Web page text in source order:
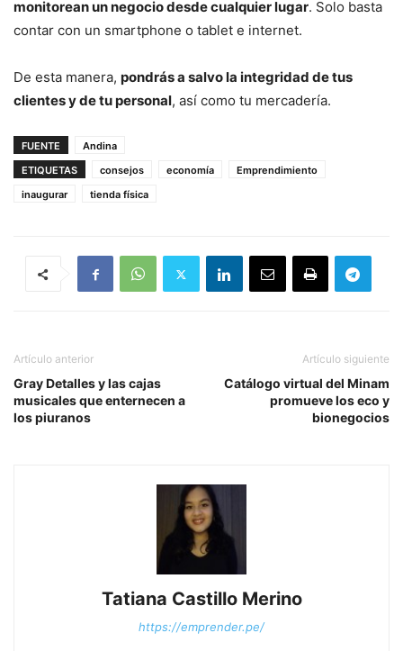
monitorean un negocio desde cualquier lugar. Solo basta
contar con un smartphone o tablet e internet.
De esta manera, pondrás a salvo la integridad de tus
clientes y de tu personal, así como tu mercadería.
FUENTE
Andina
ETIQUETAS
consejos economía
Emprendimiento
inaugurar
tienda física
Artículo anterior
Gray Detalles y las cajas
musicales que enternecen a
los piuranos
Artículo siguiente
Catálogo virtual del Minam
promueve los eco y
bionegocios
Tatiana Castillo Merino
https://emprender.pe/